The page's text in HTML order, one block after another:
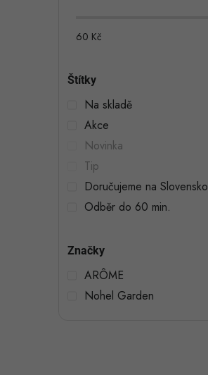
a
60 Kč
Štítky
Na skladě
Akce
Novinka
Tip
Doručujeme na Slovensko
Odběr do 60 min.
Značky
ARÔME
Nohel Garden